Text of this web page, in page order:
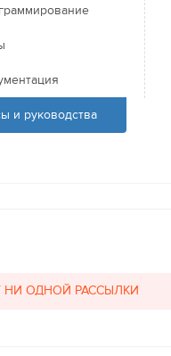
и руководства
НИ ОДНОЙ РАССЫЛКИ